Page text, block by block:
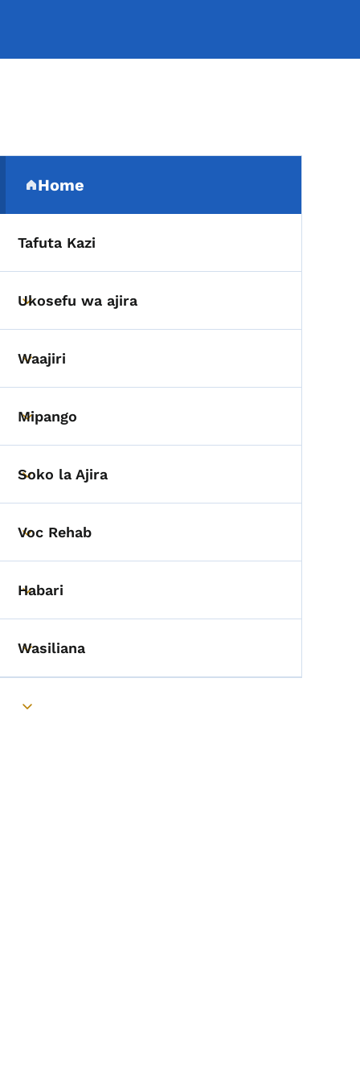
Menyu ya Urambazaji
Home
(parent section)
Tafuta Kazi
Toggle submenu
Ukosefu wa ajira
Toggle submenu
Waajiri
Toggle submenu
Mipango
Toggle submenu
Soko la Ajira
Toggle submenu
Voc Rehab
Toggle submenu
Habari
Toggle submenu
Wasiliana
Toggle submenu